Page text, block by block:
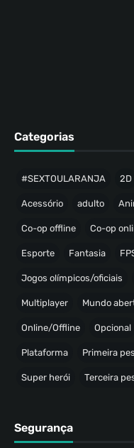
Categorias
#SEXTOULARANJA 2D
Acessório adulto
Co-op offline Co-op
Esporte Fantasia
Jogos olímpicos/oficiais
Multiplayer Mundo
Online/Offline Opcional
Plataforma Primeira
Super herói Terceira
Segurança